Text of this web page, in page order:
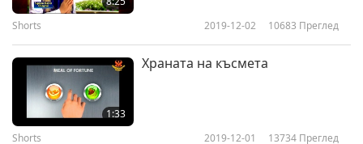
Shorts 2019-12-02 10683 Преглед
1:33
Храната на късмета
Shorts 2019-12-01 13734 Преглед